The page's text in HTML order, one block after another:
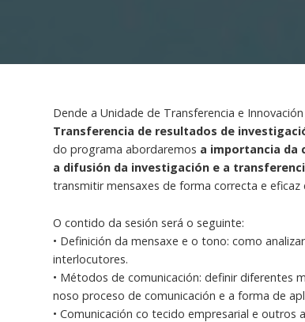
Dende a Unidade de Transferencia e
Transferencia de resultados de
do programa abordaremos a importancia da
a difusión da investigación e a
transmitir mensaxes de forma correcta e
O contido da sesión será o seguinte:
• Definición da mensaxe e o tono: como
interlocutores.
• Métodos de comunicación: definir diferentes
noso proceso de comunicación e a forma de
• Comunicación co tecido empresarial e outros